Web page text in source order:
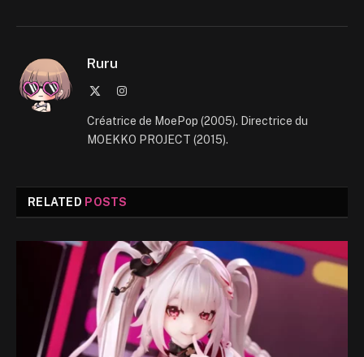
Ruru
Instagram
Créatrice de MoePop (2005). Directrice du
MOEKKO PROJECT (2015).
RELATED POSTS